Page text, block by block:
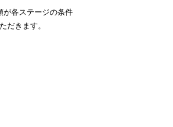
が各ステージの条件
だきます。